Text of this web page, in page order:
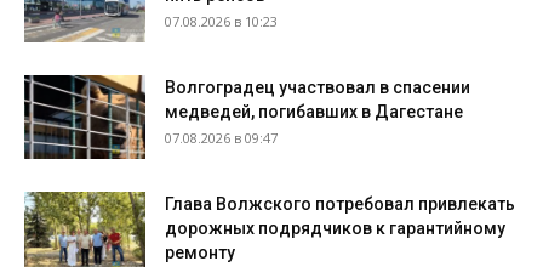
07.08.2026 в 10:23
Волгоградец участвовал в спасении
медведей, погибавших в Дагестане
07.08.2026 в 09:47
Глава Волжского потребовал привлекать
дорожных подрядчиков к гарантийному
ремонту